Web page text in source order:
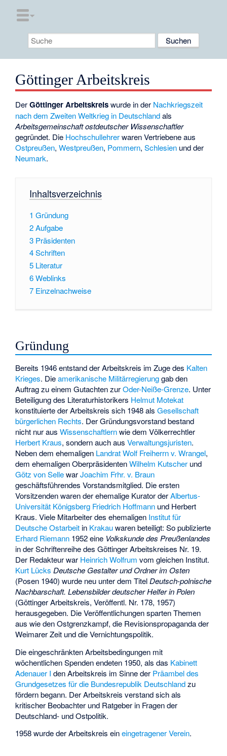
Göttinger Arbeitskreis
DerGöttinger Arbeitskreiswurde in der Nachkriegszeit
nach dem Zweiten Weltkrieg in Deutschlandals
Arbeitsgemeinschaft ostdeutscher Wissenschaftler
gegründet. Die Hochschullehrerwaren Vertriebene aus
Ostpreußen,Westpreußen, Pommern,Schlesien und der
Neumark.
Inhaltsverzeichnis
1 Gründung
2Aufgabe
3 Präsidenten
4Schriften
5 Literatur
6Weblinks
7 Einzelnachweise
Gründung
Bereits 1946 entstand der Arbeitskreis im Zuge des Kalten
Krieges. Dieamerikanische Militärregierunggab den
Auftrag zu einem Gutachten zurOder-Neiße-Grenze. Unter
Beteiligung des Literaturhistorikers Helmut Motekat
konstituierte der Arbeitskreis sich 1948 alsGesellschaft
bürgerlichen Rechts. Der Gründungsvorstand bestand
nicht nur ausWissenschaftlernwie dem Völkerrechtler
Herbert Kraus, sondern auch ausVerwaltungsjuristen.
Neben dem ehemaligen Landrat Wolf Freiherrn v. Wrangel,
dem ehemaligen OberpräsidentenWilhelm Kutscher und
Götz von SellewarJoachim Frhr. v. Braun
geschäftsführendes Vorstandsmitglied. Die ersten
Vorsitzenden waren der ehemalige Kurator derAlbertus-
Universität Königsberg Friedrich Hoffmann und Herbert
Kraus. Viele Mitarbeiter des ehemaligen Institut für
Deutsche Ostarbeit in Krakauwaren beteiligt: So publizierte
Erhard Riemann 1952 eine Volkskunde des Preußenlandes
in der Schriftenreihe des Göttinger Arbeitskreises Nr. 19.
Der Redakteur war Heinrich Wolfrum vom gleichen Institut.
Kurt Lücks Deutsche Gestalter und Ordner im Osten
(Posen 1940) wurde neu unter dem TitelDeutsch-polnische
Nachbarschaft. Lebensbilder deutscher Helfer in Polen
(Göttinger Arbeitskreis, Veröffentl. Nr. 178, 1957)
herausgegeben. Die Veröffentlichungen sparten Themen
aus wie denOstgrenzkampf, die Revisionspropaganda der
Weimarer Zeit und die Vernichtungspolitik.
Die eingeschränkten Arbeitsbedingungen mit
wöchentlichen Spenden endeten 1950, als das Kabinett
Adenauer I den Arbeitskreis im Sinne der Präambel des
Grundgesetzes für die Bundesrepublik Deutschlandzu
fördern begann. Der Arbeitskreis verstand sich als
kritischer Beobachter und Ratgeber in Fragen der
Deutschland- und Ostpolitik.
1958 wurde der Arbeitskreis eineingetragener Verein.